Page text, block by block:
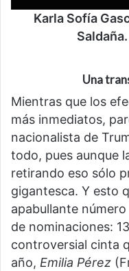
Karla Sofía
Una
Mientras que los
más inmediatos,
nacionalista de
todo, pues aunque
retirando eso sólo
gigantesca. Y esto
apabullante número
de nominaciones:
controversial cinta
año, Emilia Pérez